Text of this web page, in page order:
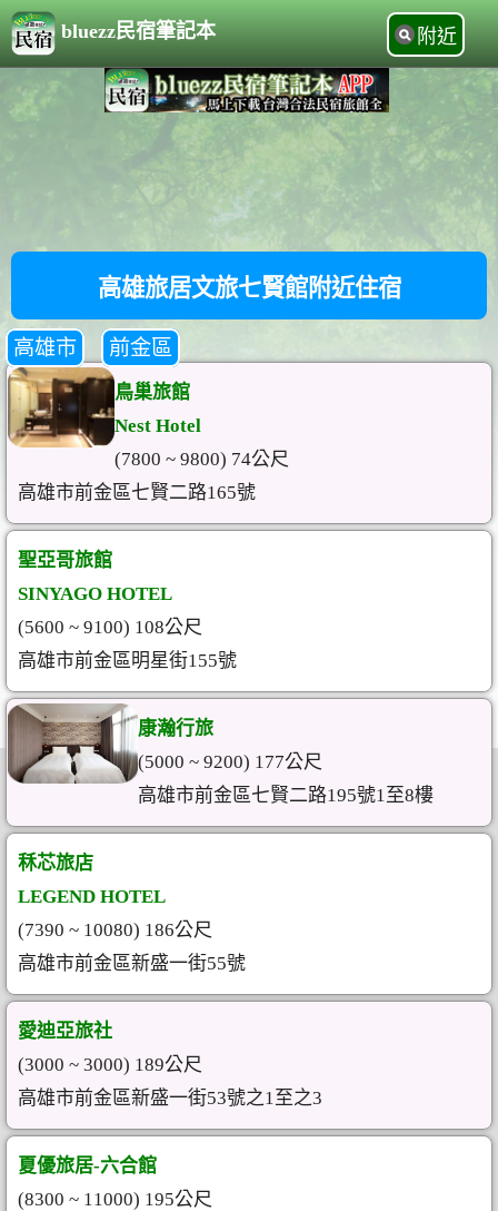
bluezz民宿筆記本 附近
高雄旅居文旅七賢館附近住宿
高雄市 前金區
鳥巢旅館
Nest Hotel
(7800 ~ 9800) 74公尺
高雄市前金區七賢二路165號
聖亞哥旅館
SINYAGO HOTEL
(5600 ~ 9100) 108公尺
高雄市前金區明星街155號
康瀚行旅
(5000 ~ 9200) 177公尺
高雄市前金區七賢二路195號1至8樓
秝芯旅店
LEGEND HOTEL
(7390 ~ 10080) 186公尺
高雄市前金區新盛一街55號
愛迪亞旅社
(3000 ~ 3000) 189公尺
高雄市前金區新盛一街53號之1至之3
夏優旅居-六合館
(8300 ~ 11000) 195公尺